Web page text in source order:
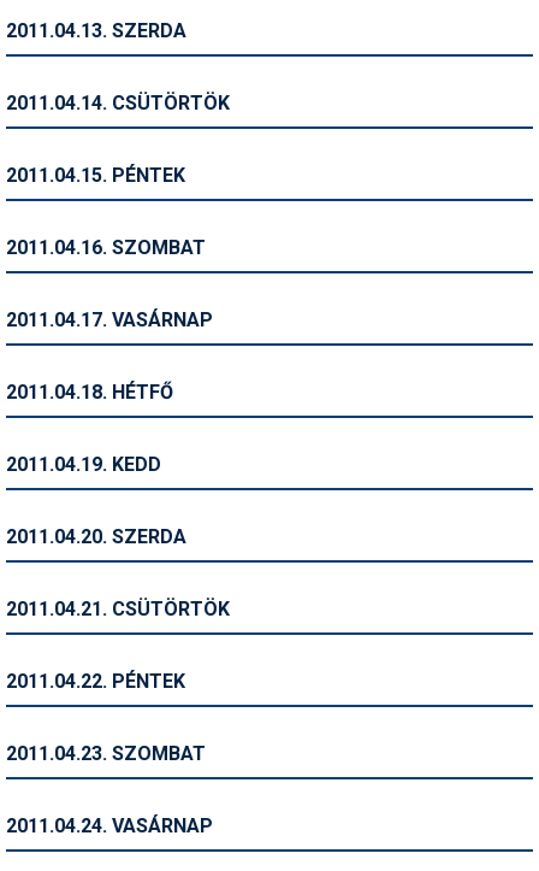
Sífelszerelés
Símánia
Síszerviz
Snowboard
Szakértők
Telemark
2011.04.13. SZERDA
2011.04.14. CSÜTÖRTÖK
2011.04.15. PÉNTEK
2011.04.16. SZOMBAT
2011.04.17. VASÁRNAP
2011.04.18. HÉTFŐ
2011.04.19. KEDD
2011.04.20. SZERDA
2011.04.21. CSÜTÖRTÖK
2011.04.22. PÉNTEK
2011.04.23. SZOMBAT
2011.04.24. VASÁRNAP